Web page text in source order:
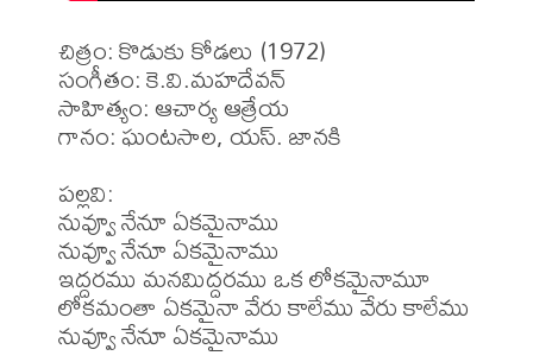
చిత్రం: కొడుకు కోడలు (1972)
సంగీతం: కె.వి.మహదేవన్
సాహిత్యం: ఆచార్య ఆత్రేయ
గానం: ఘంటసాల, యస్. జానకి
పల్లవి:
నువ్వూ నేనూ ఏకమైనాము
నువ్వూ నేనూ ఏకమైనాము
ఇద్దరము మనమిద్దరము ఒక లోకమైనామూ
లోకమంతా ఏకమైనా వేరు కాలేము వేరు కాలేము
నువ్వూ నేనూ ఏకమైనాము